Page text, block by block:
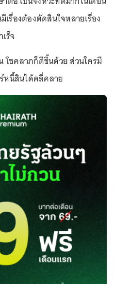
เรื่องต้องตัดสินใจหลายเรื่อง
ร็จ
โชคลาภก็ดีขึ้นด้วย ส่วนใครมี
หนี้สินได้คลี่คลาย